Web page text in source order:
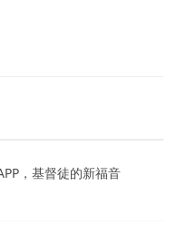
，基督徒的新福音